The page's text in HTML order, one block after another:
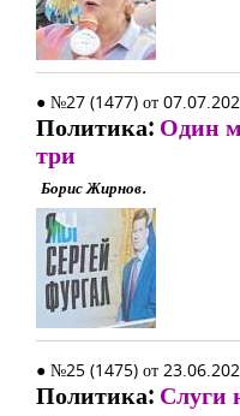
● №27 (1477) от
Политика: Один
три
Борис Жирнов.
● №25 (1475) от
Политика: Слуги